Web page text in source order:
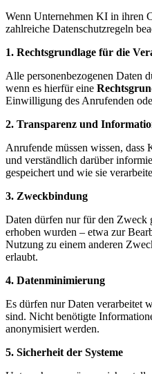
Wenn Unternehmen KI in ihren
zahlreiche Datenschutzregeln
1. Rechtsgrundlage für die
Alle personenbezogenen Daten
wenn es hierfür eine
Einwilligung des Anrufenden
2. Transparenz und
Anrufende müssen wissen, dass
und verständlich darüber
gespeichert und wie sie
3. Zweckbindung
Daten dürfen nur für den Zweck
erhoben wurden – etwa zur
Nutzung zu einem anderen
erlaubt.
4. Datenminimierung
Es dürfen nur Daten verarbeitet
sind. Nicht benötigte
anonymisiert werden.
5. Sicherheit der Systeme